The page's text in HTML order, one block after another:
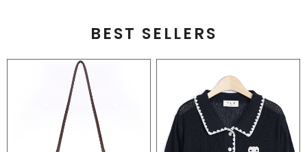
BEST SELLERS